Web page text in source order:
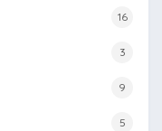
16
3
9
5